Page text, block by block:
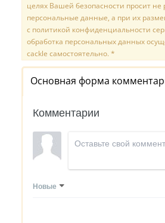
целях Вашей безопасности просит
персональные данные, а при их
с политикой конфиденциальности
обработка персональных данных
cackle самостоятельно. *
Основная форма
Комментарии
Новые